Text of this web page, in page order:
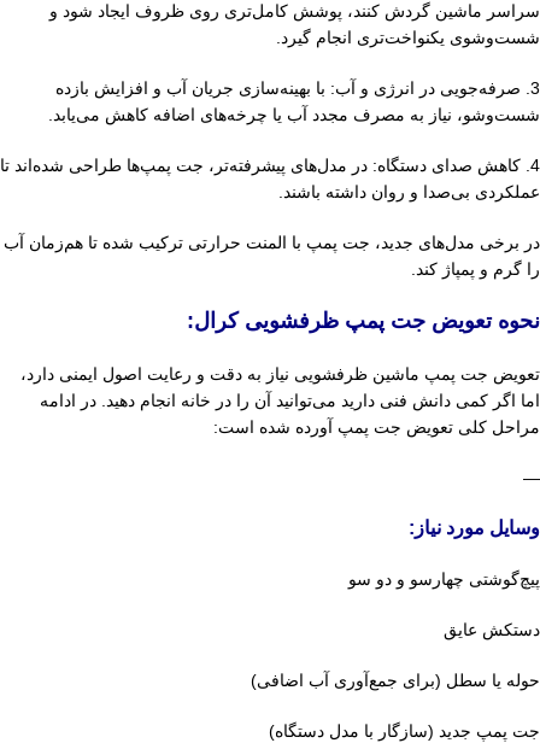
سراسر ماشین گردش کنند، پوشش کامل‌تری روی ظروف ایجاد شود و
شست‌وشوی یکنواخت‌تری انجام گیرد.
3. صرفه‌جویی در انرژی و آب: با بهینه‌سازی جریان آب و افزایش بازده
شست‌وشو، نیاز به مصرف مجدد آب یا چرخه‌های اضافه کاهش می‌یابد.
4. کاهش صدای دستگاه: در مدل‌های پیشرفته‌تر، جت پمپ‌ها طراحی شده‌اند تا
عملکردی بی‌صدا و روان داشته باشند.
در برخی مدل‌های جدید، جت پمپ با المنت حرارتی ترکیب شده تا هم‌زمان آب
را گرم و پمپاژ کند.
نحوه تعویض جت پمپ ظرفشویی کرال:
تعویض جت پمپ ماشین ظرفشویی نیاز به دقت و رعایت اصول ایمنی دارد،
اما اگر کمی دانش فنی دارید می‌توانید آن را در خانه انجام دهید. در ادامه
مراحل کلی تعویض جت پمپ آورده شده است:
—
وسایل مورد نیاز:
پیچ‌گوشتی چهارسو و دو سو
دستکش عایق
حوله یا سطل (برای جمع‌آوری آب اضافی)
جت پمپ جدید (سازگار با مدل دستگاه)